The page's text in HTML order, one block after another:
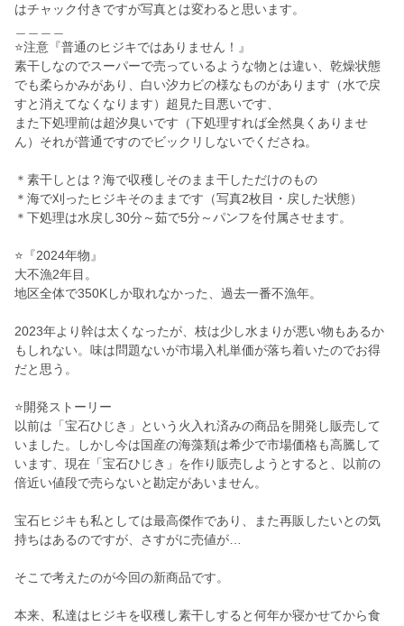
はチャック付きですが写真とは変わると思います。
⭐注意『普通のヒジキではありません！』
素干しなのでスーパーで売っているような物とは違い、乾燥状態
でも柔らかみがあり、白い汐カビの様なものがあります（水で戻
すと消えてなくなります）超見た目悪いです、
また下処理前は超汐臭いです（下処理すれば全然臭くありませ
ん）それが普通ですのでビックリしないでくださね。
＊素干しとは？海で収穫しそのまま干しただけのもの
＊海で刈ったヒジキそのままです（写真2枚目・戻した状態）
＊下処理は水戻し30分～茹で5分～パンフを付属させます。
⭐『2024年物』
大不漁2年目。
地区全体で350Kしか取れなかった、過去一番不漁年。
2023年より幹は太くなったが、枝は少し水まりが悪い物もあるか
もしれない。味は問題ないが市場入札単価が落ち着いたのでお得
だと思う。
⭐開発ストーリー
以前は「宝石ひじき」という火入れ済みの商品を開発し販売して
いました。しかし今は国産の海藻類は希少で市場価格も高騰して
います、現在「宝石ひじき」を作り販売しようとすると、以前の
倍近い値段で売らないと勘定があいません。
宝石ヒジキも私としては最高傑作であり、また再販したいとの気
持ちはあるのですが、さすがに売値が…
そこで考えたのが今回の新商品です。
本来、私達はヒジキを収穫し素干しすると何年か寝かせてから食